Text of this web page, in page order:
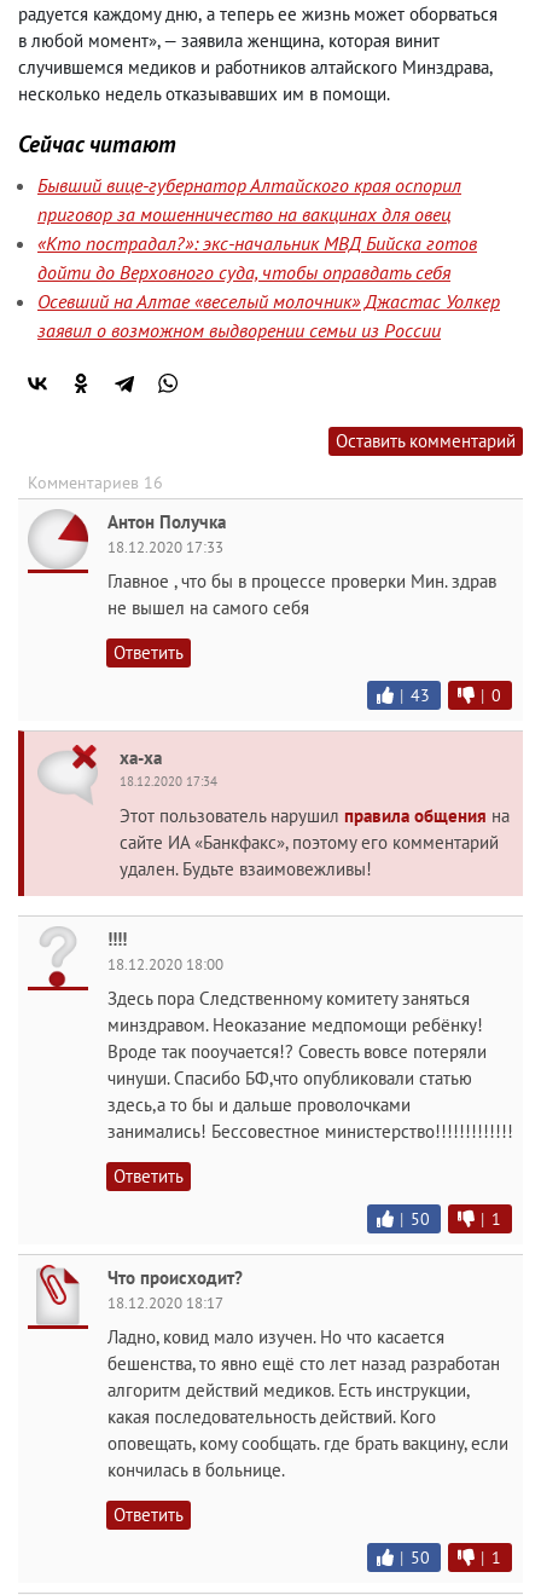
радуется каждому дню, а теперь ее жизнь может оборваться
в любой момент», — заявила женщина, которая винит
случившемся медиков и работников алтайского Минздрава,
несколько недель отказывавших им в помощи.
Сейчас читают
Бывший вице-губернатор Алтайского края оспорил
приговор за мошенничество на вакцинах для овец
«Кто пострадал?»: экс-начальник МВД Бийска готов
дойти до Верховного суда, чтобы оправдать себя
Осевший на Алтае «веселый молочник» Джастас Уолкер
заявил о возможном выдворении семьи из России
Оставить комментарий
Комментариев 16
Антон Получка
18.12.2020 17:33
Главное , что бы в процессе проверки Мин. здрав
не вышел на самого себя
Ответить
| 43 | 0
ха-ха
18.12.2020 17:34
Этот пользователь нарушил правила общения на
сайте ИА «Банкфакс», поэтому его комментарий
удален. Будьте взаимовежливы!
!!!!
18.12.2020 18:00
Здесь пора Следственному комитету заняться
минздравом. Неоказание медпомощи ребёнку!
Вроде так пооучается!? Совесть вовсе потеряли
чинуши. Спасибо БФ,что опубликовали статью
здесь,а то бы и дальше проволочками
занимались! Бессовестное министерство!!!!!!!!!!!!!
Ответить
| 50 | 1
Что происходит?
18.12.2020 18:17
Ладно, ковид мало изучен. Но что касается
бешенства, то явно ещё сто лет назад разработан
алгоритм действий медиков. Есть инструкции,
какая последовательность действий. Кого
оповещать, кому сообщать. где брать вакцину, если
кончилась в больнице.
Ответить
| 50 | 1